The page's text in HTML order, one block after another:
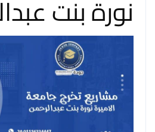
نورة بنت